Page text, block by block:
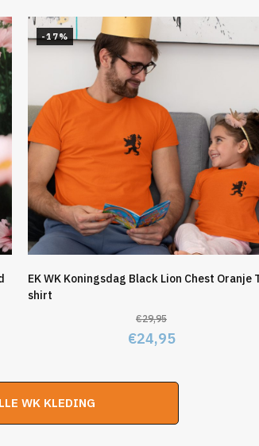
-17%
EK WK Koningsdag Black Lion Chest Oranje
shirt
€29,95
Oorspronkelijke
was:
€24,95Huidige
is:
WK KLEDING